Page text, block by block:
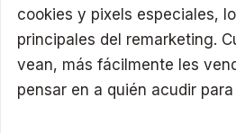
cookies y pixels especiales,
principales del remarketing.
vean, más fácilmente les
pensar en a quién acudir